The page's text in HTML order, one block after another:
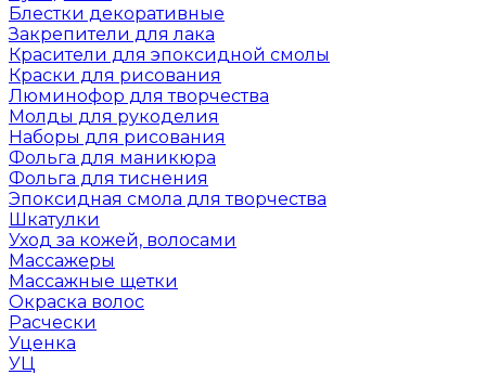
Блестки декоративные
Закрепители для лака
Красители для эпоксидной смолы
Краски для рисования
Люминофор для творчества
Молды для рукоделия
Наборы для рисования
Фольга для маникюра
Фольга для тиснения
Эпоксидная смола для творчества
Шкатулки
Уход за кожей, волосами
Массажеры
Массажные щетки
Окраска волос
Расчески
Уценка
УЦ